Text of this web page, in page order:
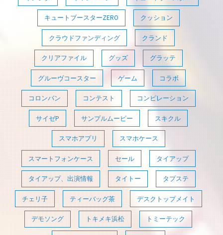
キュートブースターZERO クッション
クラウドファンディング クランド
クリアファイル グッズ グラッテ
グルーヴコースター ゲーム コラボ
コロンバン コンテスト コンピレーション
サイゼP サンプルムービー スキクル
スマホアプリ スマホケース
スマートフォンケース セール タイアップ
タイアップ、出演情報 タイトー タプステ
チェリ子 ティーバッグ茶 デスクトップメイト
デモソング トキメキ浜松 トミーテック